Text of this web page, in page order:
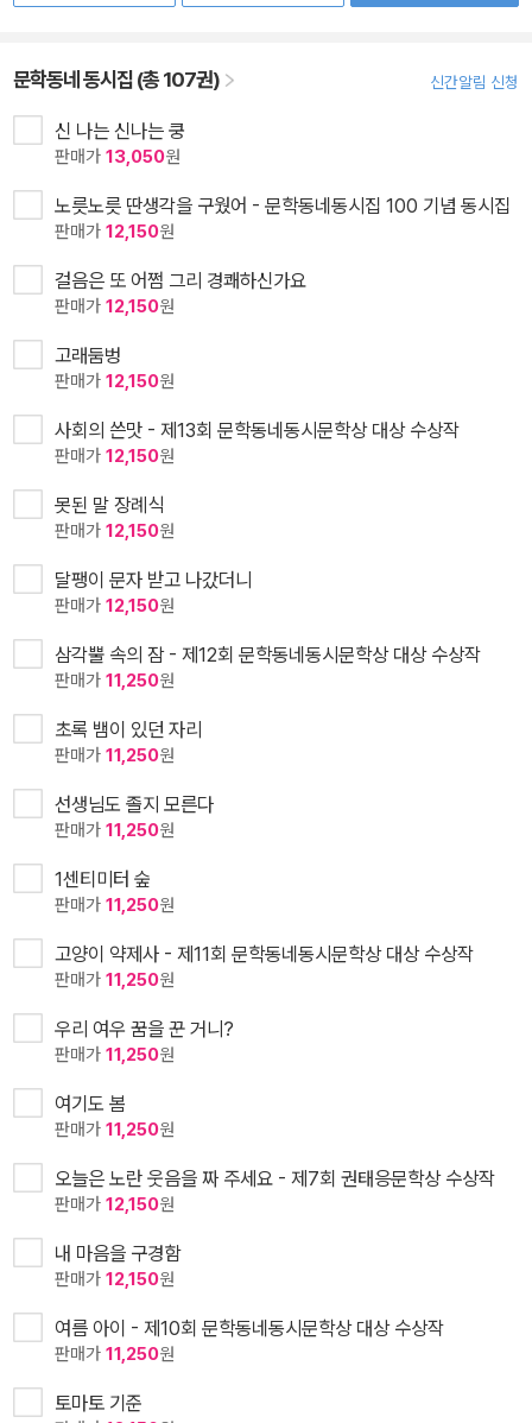
문학동네 동시집 (총 107권) 신간알림 신청
신 나는 신나는 쿵
판매가 13,050원
노릇노릇 딴생각을 구웠어 - 문학동네동시집 100 기념 동시집
판매가 12,150원
걸음은 또 어쩜 그리 경쾌하신가요
판매가 12,150원
고래둠벙
판매가 12,150원
사회의 쓴맛 - 제13회 문학동네동시문학상 대상 수상작
판매가 12,150원
못된 말 장례식
판매가 12,150원
달팽이 문자 받고 나갔더니
판매가 12,150원
삼각뿔 속의 잠 - 제12회 문학동네동시문학상 대상 수상작
판매가 11,250원
초록 뱀이 있던 자리
판매가 11,250원
선생님도 졸지 모른다
판매가 11,250원
1센티미터 숲
판매가 11,250원
고양이 약제사 - 제11회 문학동네동시문학상 대상 수상작
판매가 11,250원
우리 여우 꿈을 꾼 거니?
판매가 11,250원
여기도 봄
판매가 11,250원
오늘은 노란 웃음을 짜 주세요 - 제7회 권태응문학상 수상작
판매가 12,150원
내 마음을 구경함
판매가 12,150원
여름 아이 - 제10회 문학동네동시문학상 대상 수상작
판매가 11,250원
토마토 기준